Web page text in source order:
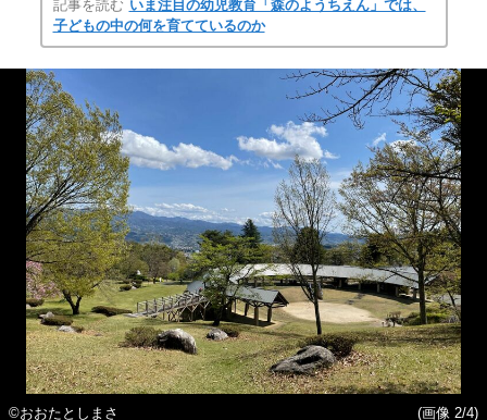
記事を読む いま注目の幼児教育「森のようちえん」では、
子どもの中の何を育てているのか
©️おおたとしまさ
(画像 2/4)